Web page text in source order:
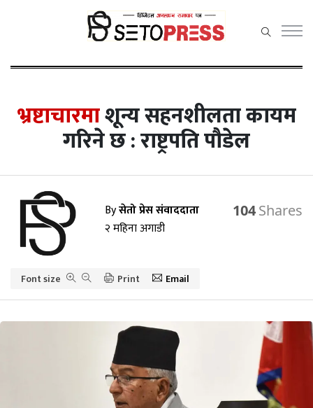
सेतोप्रेस
राजनीति
प्रदेश समाचार
अर्थ/वाणिज्य
कला / मनोरञ्जन
भ्रष्टाचारमाशून्य सहनशीलता कायम
गरिने छ : राष्ट्रपति पौडेल
Byसेतो प्रेस संवाददाता
२ महिना अगाडी
104
Font size Print Email